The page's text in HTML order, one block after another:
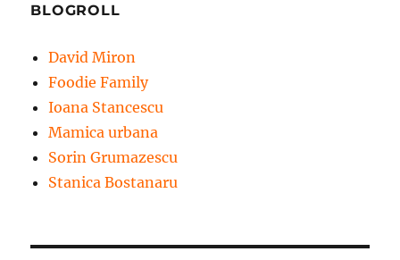
BLOGROLL
David Miron
Foodie Family
Ioana Stancescu
Mamica urbana
Sorin Grumazescu
Stanica Bostanaru